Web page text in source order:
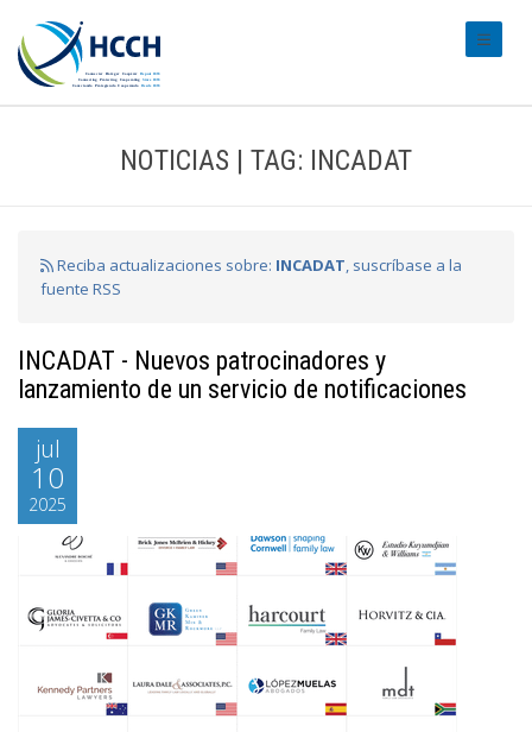
NOTICIAS | TAG: INCADAT
Reciba actualizaciones sobre: INCADAT, suscríbase a la
fuente RSS
INCADAT - Nuevos patrocinadores y
lanzamiento de un servicio de notificaciones
jul
10
2025